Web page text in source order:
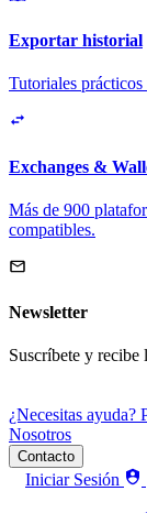
Exportar historial
Tutoriales
Exchanges &
Más de 900
compatibles.
Newsletter
Suscríbete y recibe
¿Necesitas ayuda?
Nosotros
Contacto
Iniciar Sesión